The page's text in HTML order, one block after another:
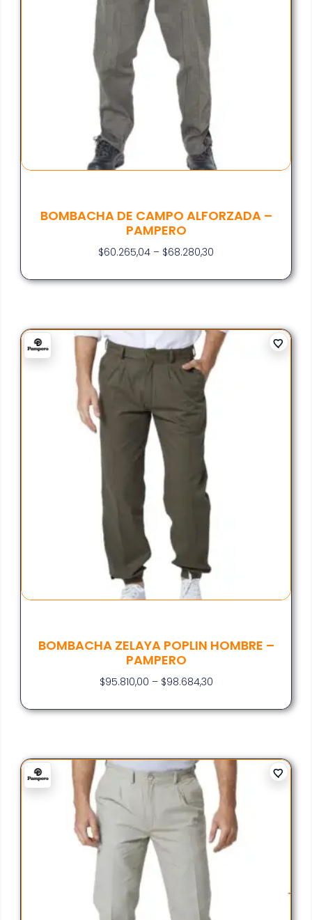
BOMBACHA DE CAMPO ALFORZADA –
PAMPERO
$60.265,04 – $68.280,30
BOMBACHA ZELAYA POPLIN HOMBRE –
PAMPERO
$95.810,00 – $98.684,30